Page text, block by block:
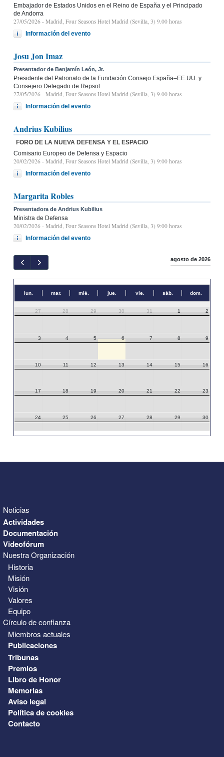
Embajador de Estados Unidos en el Reino de España y el Principado
de Andorra
27/05/2026 - Madrid, Four Seasons Hotel Madrid (Sevilla, 3) 9.00 horas
Información del evento
Josu Jon Imaz
Presentador de Benjamín León, Jr.
Presidente del Patronato de la Fundación Consejo España–EE.UU. y
Consejero Delegado de Repsol
27/05/2026 - Madrid, Four Seasons Hotel Madrid (Sevilla, 3) 9.00 horas
Información del evento
Andrius Kubilius
FORO DE LA NUEVA DEFENSA Y EL ESPACIO
Comisario Europeo de Defensa y Espacio
20/02/2026 - Madrid, Four Seasons Hotel Madrid (Sevilla, 3) 9:00 horas
Información del evento
Margarita Robles
Presentadora de Andrius Kubilius
Ministra de Defensa
20/02/2026 - Madrid, Four Seasons Hotel Madrid (Sevilla, 3) 9:00 horas
Información del evento
agosto de 2026
lun. mar. mié. jue. vie. sáb. dom.
27 28 29 30 31 1 2
3 4 5 6 7 8 9
10 11 12 13 14 15 16
17 18 19 20 21 22 23
24 25 26 27 28 29 30
Noticias
Actividades
Documentación
Videofórum
Nuestra Organización
Historia
Misión
Visión
Valores
Equipo
Círculo de confianza
Miembros actuales
Publicaciones
Tribunas
Premios
Libro de Honor
Memorias
Aviso legal
Política de cookies
Contacto